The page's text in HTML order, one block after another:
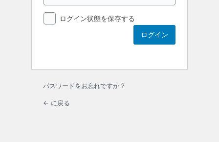
ログイン状態を保存する
パスワードをお忘れですか ?
← に戻る